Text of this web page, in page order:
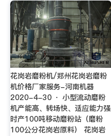
花岗岩磨粉机/郑州花岗岩磨粉
机价格厂家服务-河南机器
2020-4-30 · 小型流动磨粉
机产能高、转场快、适应能力强
时产100吨移动磨粉站（磨粉
100公分花岗岩原料） 花岗岩